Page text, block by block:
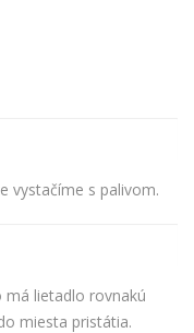
vystačíme s palivom.
lietadlo rovnakú
miesta pristátia.